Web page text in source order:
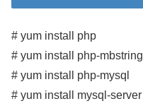
# yum install php
# yum install php-mbstring
# yum install php-mysql
# yum install mysql-server